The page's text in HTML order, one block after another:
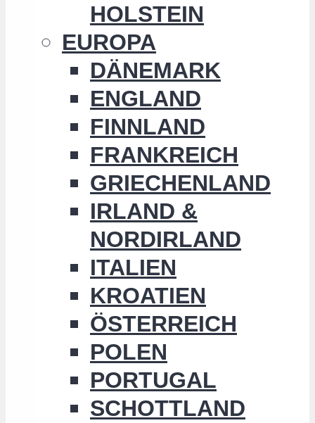
HOLSTEIN
EUROPA
DÄNEMARK
ENGLAND
FINNLAND
FRANKREICH
GRIECHENLAND
IRLAND &
NORDIRLAND
ITALIEN
KROATIEN
ÖSTERREICH
POLEN
PORTUGAL
SCHOTTLAND